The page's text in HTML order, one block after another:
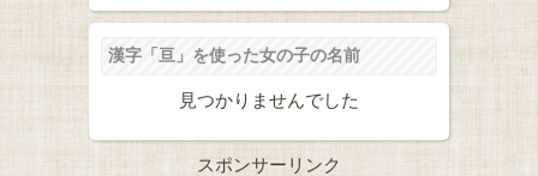
漢字「亘」を使った女の子の名前
見つかりませんでした
スポンサーリンク